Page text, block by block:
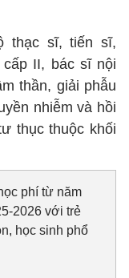
thạc sĩ, tiến sĩ,
cấp II, bác sĩ nội
thần, giải phẫu
nhiễm và hồi
thục thuộc khối
phí từ năm
2026 với trẻ
học sinh phổ